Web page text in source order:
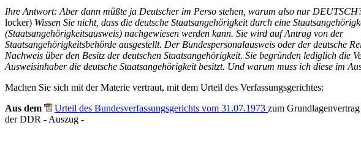
Ihre Antwort: Aber dann müßte ja Deutscher im Perso stehen, warum also nur
locker) Wissen Sie nicht, dass die deutsche Staatsangehörigkeit durch eine
(Staatsangehörigkeitsausweis) nachgewiesen werden kann. Sie wird auf Antrag von der
Staatsangehörigkeitsbehörde ausgestellt. Der Bundespersonalausweis oder der deutsche
Nachweis über den Besitz der deutschen Staatsangehörigkeit. Sie begründen lediglich die
Ausweisinhaber die deutsche Staatsangehörigkeit besitzt. Und warum muss ich diese im
Machen Sie sich mit der Materie vertraut, mit dem Urteil des Verfassungsgerichtes:
Aus dem
Urteil des Bundesverfassungsgerichts vom 31.07.1973 zum
der DDR - Auszug -